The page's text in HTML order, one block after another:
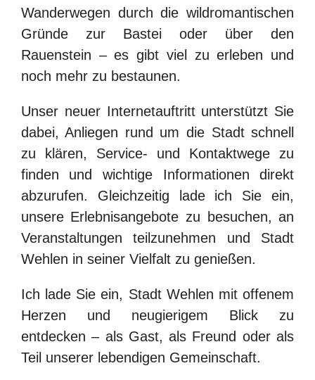
Wanderwegen durch die wildromantischen
Gründe zur Bastei oder über den
Rauenstein – es gibt viel zu erleben und
noch mehr zu bestaunen.
Unser neuer Internetauftritt unterstützt Sie
dabei, Anliegen rund um die Stadt schnell
zu klären, Service- und Kontaktwege zu
finden und wichtige Informationen direkt
abzurufen. Gleichzeitig lade ich Sie ein,
unsere Erlebnisangebote zu besuchen, an
Veranstaltungen teilzunehmen und Stadt
Wehlen in seiner Vielfalt zu genießen.
Ich lade Sie ein, Stadt Wehlen mit offenem
Herzen und neugierigem Blick zu
entdecken – als Gast, als Freund oder als
Teil unserer lebendigen Gemeinschaft.